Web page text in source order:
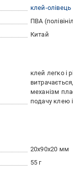
клей-олівець
ПВА
Китай
клей легко і
механізм
подачу клею
20x90x20 мм
55 г